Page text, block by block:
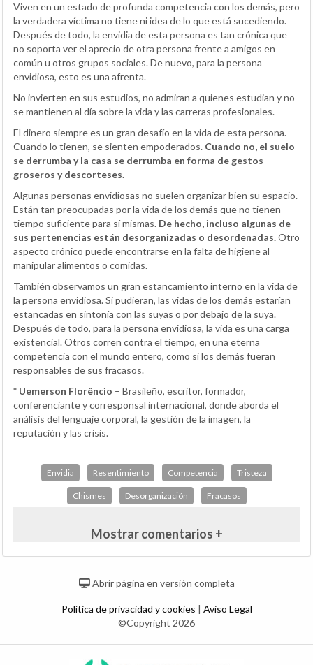
Viven en un estado de profunda competencia con los demás, pero
la verdadera víctima no tiene ni idea de lo que está sucediendo.
Después de todo, la envidia de esta persona es tan crónica que
no soporta ver el aprecio de otra persona frente a amigos en
común u otros grupos sociales. De nuevo, para la persona
envidiosa, esto es una afrenta.
No invierten en sus estudios, no admiran a quienes estudian y no
se mantienen al día sobre la vida y las carreras profesionales.
El dinero siempre es un gran desafío en la vida de esta persona.
Cuando lo tienen, se sienten empoderados. Cuando no, el suelo
se derrumba y la casa se derrumba en forma de gestos
groseros y descorteses.
Algunas personas envidiosas no suelen organizar bien su espacio.
Están tan preocupadas por la vida de los demás que no tienen
tiempo suficiente para sí mismas. De hecho, incluso algunas de
sus pertenencias están desorganizadas o desordenadas.Otro
aspecto crónico puede encontrarse en la falta de higiene al
manipular alimentos o comidas.
También observamos un gran estancamiento interno en la vida de
la persona envidiosa. Si pudieran, las vidas de los demás estarían
estancadas en sintonía con las suyas o por debajo de la suya.
Después de todo, para la persona envidiosa, la vida es una carga
existencial. Otros corren contra el tiempo, en una eterna
competencia con el mundo entero, como si los demás fueran
responsables de sus fracasos.
* Uemerson Florêncio – Brasileño, escritor, formador,
conferenciante y corresponsal internacional, donde aborda el
análisis del lenguaje corporal, la gestión de la imagen, la
reputación y las crisis.
Envidia Resentimiento Competencia Tristeza
Chismes Desorganización Fracasos
Mostrar comentarios +
Abrir página en versión completa
Política de privacidad y cookies | Aviso Legal
©Copyright 2026